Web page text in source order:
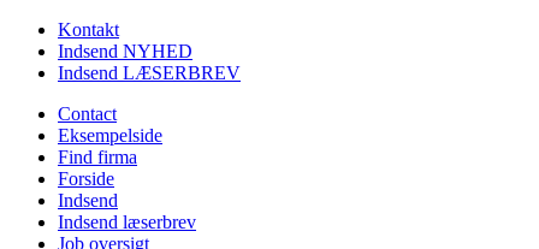
Kontakt
Indsend NYHED
Indsend LÆSERBREV
Contact
Eksempelside
Find firma
Forside
Indsend
Indsend læserbrev
Job oversigt